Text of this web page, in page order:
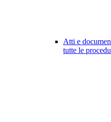
Atti e
tutte le